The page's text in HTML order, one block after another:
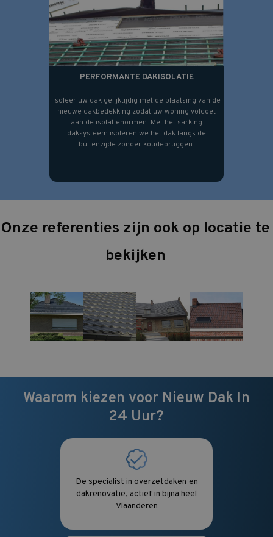
PERFORMANTE DAKISOLATIE
Isoleer uw dak gelijktijdig met de plaatsing van de
nieuwe dakbedekking zodat uw woning voldoet
aan de isolatienormen. Met het sarking
daksysteem isoleren we het dak langs de
buitenzijde zonder koudebruggen.
Onze referenties zijn ook op locatie te
bekijken
Waarom kiezen voor Nieuw Dak In
24 Uur?
De specialist in overzetdaken en
dakrenovatie, actief in bijna heel
Vlaanderen